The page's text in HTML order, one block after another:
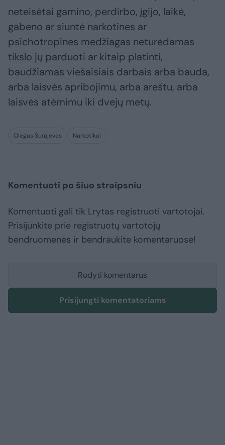
neteisėtai gamino, perdirbo, įgijo, laikė,
gabeno ar siuntė narkotines ar
psichotropines medžiagas neturėdamas
tikslo jų parduoti ar kitaip platinti,
baudžiamas viešaisiais darbais arba bauda,
arba laisvės apribojimu, arba areštu, arba
laisvės atėmimu iki dvejų metų.
Olegas Šurajevas Narkotikai
Komentuoti po šiuo straipsniu
Komentuoti gali tik Lrytas registruoti vartotojai.
Prisijunkite prie registruotų vartotojų
bendruomenės ir bendraukite komentaruose!
Rodyti komentarus
Prisijungti komentatoriams